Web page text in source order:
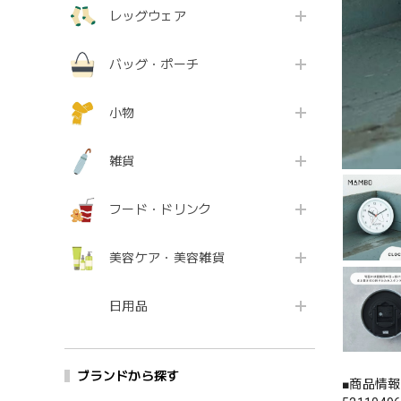
レッグウェア
バッグ・ポーチ
小物
雑貨
フード・ドリンク
美容ケア・美容雑貨
日用品
ブランドから探す
■商品情